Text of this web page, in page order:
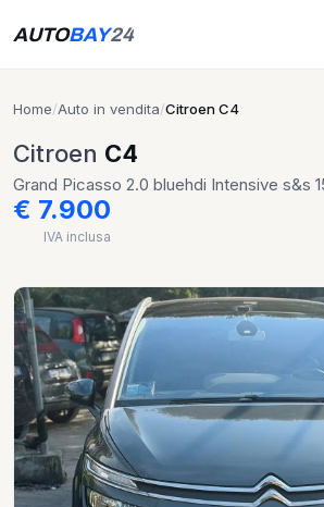
AUTOBAY24
Home/Auto in vendita/Citroen C4
Citroen C4
Grand Picasso 2.0 bluehdi Intensive s&s
€ 7.900
IVA inclusa